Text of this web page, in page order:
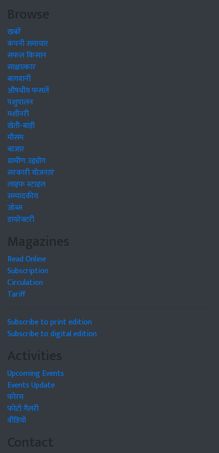
Browse
खबरें
कंपनी समाचार
सफल किसान
साक्षात्कार
बागवानी
औषधीय फसलें
पशुपालन
मशीनरी
खेती-बाड़ी
मौसम
बाजार
ग्रामीण उद्द्योग
सरकारी योजनाएं
लाइफ स्टाइल
सम्पादकीय
जॉब्स
डायरेक्टरी
Magazines
Read Online
Subscription
Circulation
Tariff
Subscribe to print edition
Subscribe to digital edition
Activities
Upcoming Events
Events Update
फोरम
फोटो गैलरी
वीडियो
Contact